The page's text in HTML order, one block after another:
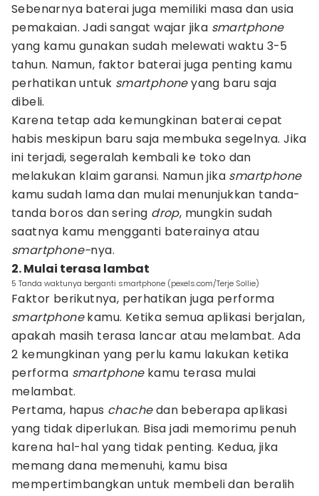
Sebenarnya baterai juga memiliki masa dan usia
pemakaian. Jadi sangat wajar jika smartphone
yang kamu gunakan sudah melewati waktu 3-5
tahun. Namun, faktor baterai juga penting kamu
perhatikan untuk smartphoneyang baru saja
dibeli.
Karena tetap ada kemungkinan baterai cepat
habis meskipun baru saja membuka segelnya. Jika
ini terjadi, segeralah kembali ke toko dan
melakukan klaim garansi. Namun jika smartphone
kamu sudah lama dan mulai menunjukkan tanda-
tanda boros dan sering drop, mungkin sudah
saatnya kamu mengganti baterainya atau
smartphone-nya.
2. Mulai terasa lambat
5 Tanda waktunya berganti smartphone (pexels.com/Terje Sollie)
Faktor berikutnya, perhatikan juga performa
smartphonekamu. Ketika semua aplikasi berjalan,
apakah masih terasa lancar atau melambat. Ada
2 kemungkinan yang perlu kamu lakukan ketika
performa smartphonekamu terasa mulai
melambat.
Pertama, hapus chachedan beberapa aplikasi
yang tidak diperlukan. Bisa jadi memorimu penuh
karena hal-hal yang tidak penting. Kedua, jika
memang dana memenuhi, kamu bisa
mempertimbangkan untuk membeli dan beralih